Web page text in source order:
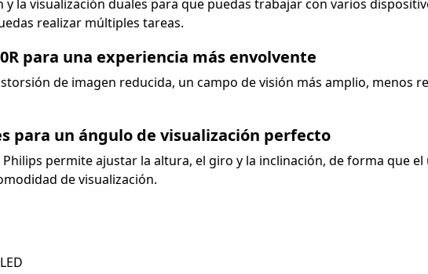
la visualización duales para que puedas trabajar con varios
realizar múltiples tareas.
para una experiencia más envolvente
de imagen reducida, un campo de visión más amplio, menos
para un ángulo de visualización perfecto
permite ajustar la altura, el giro y la inclinación, de forma que
de visualización.